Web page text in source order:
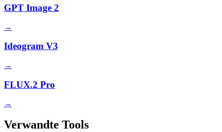
GPT Image 2
→
Ideogram V3
→
FLUX.2 Pro
→
Verwandte Tools